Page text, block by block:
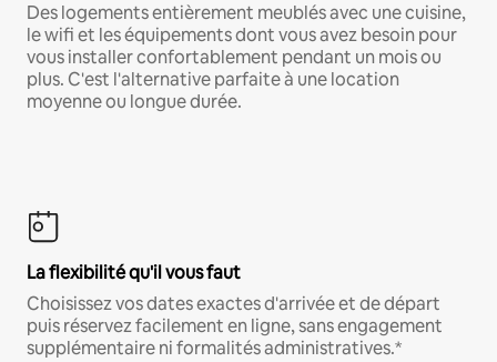
Des logements entièrement meublés avec une cuisine,
le wifi et les équipements dont vous avez besoin pour
vous installer confortablement pendant un mois ou
plus. C'est l'alternative parfaite à une location
moyenne ou longue durée.
La flexibilité qu'il vous faut
Choisissez vos dates exactes d'arrivée et de départ
puis réservez facilement en ligne, sans engagement
supplémentaire ni formalités administratives.*